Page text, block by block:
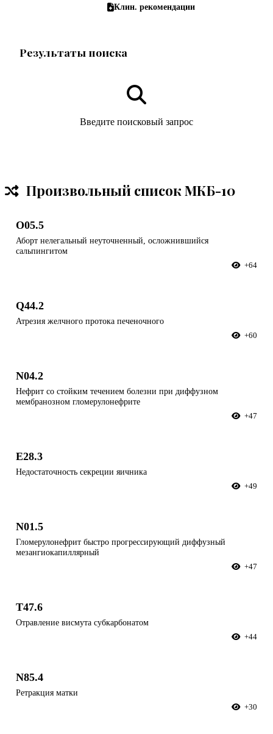
Клин. рекомендации
Результаты поиска
Введите поисковый запрос
Произвольный список МКБ-10
O05.5
Аборт нелегальный неуточненный, осложнившийся
сальпингитом
+64
Q44.2
Атрезия желчного протока печеночного
+60
N04.2
Нефрит со стойким течением болезни при диффузном
мембранозном гломерулонефрите
+47
E28.3
Недостаточность секреции яичника
+49
N01.5
Гломерулонефрит быстро прогрессирующий диффузный
мезангиокапиллярный
+47
T47.6
Отравление висмута субкарбонатом
+44
N85.4
Ретракция матки
+30